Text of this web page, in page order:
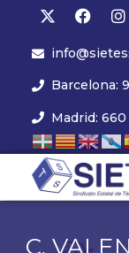
Barcelona:
Madrid: 660
C.